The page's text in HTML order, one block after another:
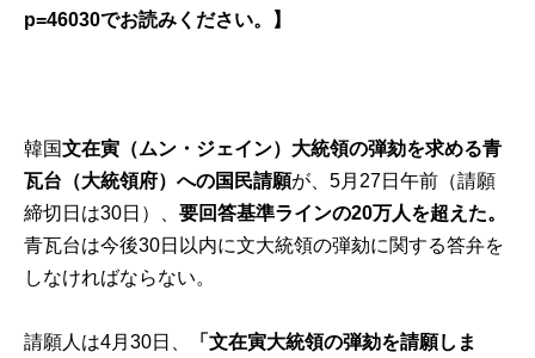
p=46030でお読みください。】
韓国文在寅（ムン・ジェイン）大統領の弾劾を求める青
瓦台（大統領府）への国民請願が、5月27日午前（請願
締切日は30日）、要回答基準ラインの20万人を超えた。
青瓦台は今後30日以内に文大統領の弾劾に関する答弁を
しなければならない。
請願人は4月30日、
「文在寅大統領の弾劾を請願しま